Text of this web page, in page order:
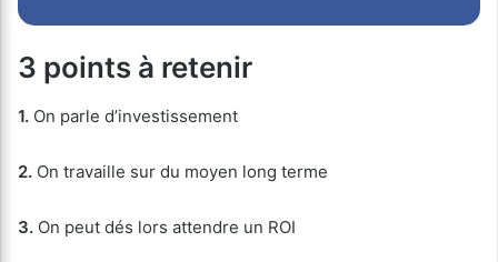
3 points à retenir
1. On parle d’investissement
2. On travaille sur du moyen long terme
3. On peut dés lors attendre un ROI